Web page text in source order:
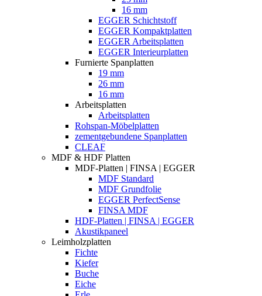
16 mm
EGGER Schichtstoff
EGGER Kompaktplatten
EGGER Arbeitsplatten
EGGER Interieurplatten
Furnierte Spanplatten
19 mm
26 mm
16 mm
Arbeitsplatten
Arbeitsplatten
Rohspan-Möbelplatten
zementgebundene Spanplatten
CLEAF
MDF & HDF Platten
MDF-Platten | FINSA | EGGER
MDF Standard
MDF Grundfolie
EGGER PerfectSense
FINSA MDF
HDF-Platten | FINSA | EGGER
Akustikpaneel
Leimholzplatten
Fichte
Kiefer
Buche
Eiche